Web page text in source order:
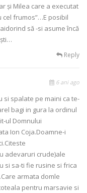
și Milea care a executat
cel frumos”…E posibil
să -si asume încă
Reply
6 ani ago
si spalate pe maini ca te-
bagi in gura la ordinul
ul Domnului
Ion Coja.Doamne-i
adevaruri crude)ale
si sa-ti fie rusine si frica
armata domle
pentru marsavie si